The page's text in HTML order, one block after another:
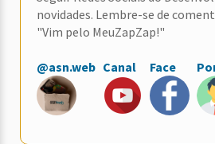
novidades. Lembre-se de
"Vim pelo MeuZapZap!"
@asn.web Canal Face